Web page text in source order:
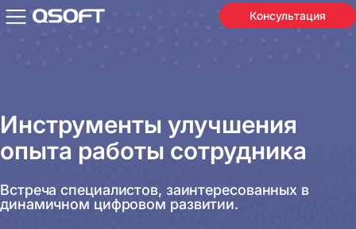
Консультация
Инструменты улучшения
опыта работы сотрудника
Встреча специалистов, заинтересованных в
динамичном цифровом развитии.